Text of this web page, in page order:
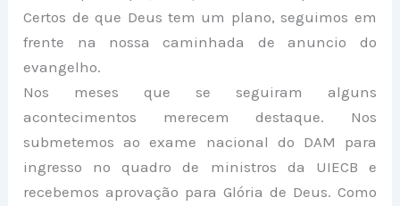
Certos de que Deus tem um plano, seguimos em
frente na nossa caminhada de anuncio do
evangelho.
Nos meses que se seguiram alguns
acontecimentos merecem destaque. Nos
submetemos ao exame nacional do DAM para
ingresso no quadro de ministros da UIECB e
recebemos aprovação para Glória de Deus. Como